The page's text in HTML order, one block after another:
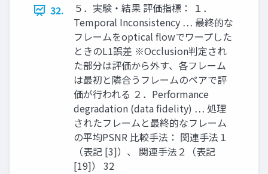
32.
５．実験・結果 評価指標： １．
Temporal Inconsistency … 最終的な
フレームをoptical flowでワープした
ときのL1誤差 ※Occlusion判定され
た部分は評価から外す、各フレーム
は最初と隣合うフレームのペアで評
価が行われる ２．Performance
degradation (data fidelity) … 処理
されたフレームと最終的なフレーム
の平均PSNR 比較手法： 関連手法１
（表記 [3]）、 関連手法２（表記
[19]） 32